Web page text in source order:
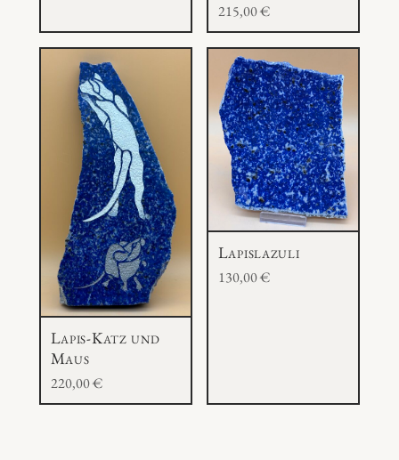
215,00€
Lapis-Katz und
Maus
220,00€
Lapislazuli
130,00€